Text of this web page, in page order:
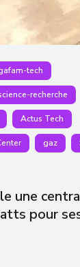
tech
recherche
Actus Tech
gaz
une
pour